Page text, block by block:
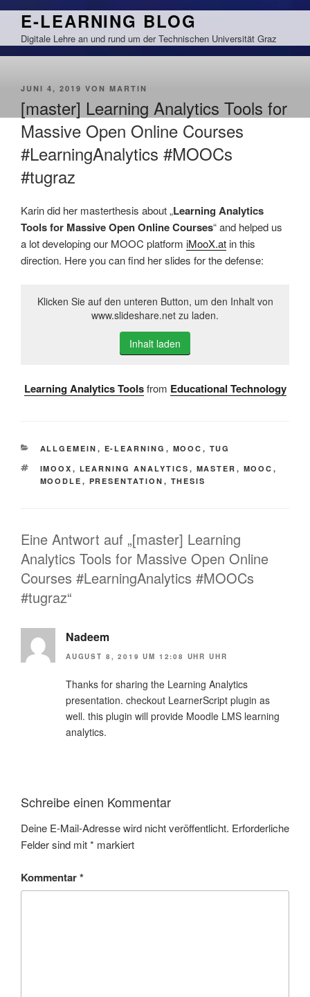
Zum
springen
E-LEARNING BLOG
Digitale Lehre an und rund um der Technischen Universität Graz
VERÖFFENTLICHT
JUNI 4, 2019 VON MARTIN
[master] Learning Analytics Tools for
Massive Open Online Courses
#LearningAnalytics #MOOCs
#tugraz
Karin did her masterthesis about „Learning Analytics
Tools for Massive Open Online Courses“ and helped us
a lot developing our MOOC platform iMooX.at in this
direction. Here you can find her slides for the defense:
Klicken Sie auf den unteren Button, um den Inhalt von
www.slideshare.net zu laden.
Inhalt laden
Learning Analytics Tools from Educational Technology
KATEGORIEN
ALLGEMEIN , E-LEARNING , MOOC , TUG
SCHLAGWÖRTER
IMOOX , LEARNING ANALYTICS , MASTER , MOOC ,
MOODLE , PRESENTATION , THESIS
Eine Antwort auf „[master] Learning
Analytics Tools for Massive Open Online
Courses #LearningAnalytics #MOOCs
#tugraz“
Nadeem
AUGUST 8, 2019 UM 12:08 UHR UHR
Thanks for sharing the Learning Analytics
presentation. checkout LearnerScript plugin as
well. this plugin will provide Moodle LMS learning
analytics.
Schreibe einen Kommentar
Deine E-Mail-Adresse wird nicht veröffentlicht. Erforderliche
Felder sind mit* markiert
Kommentar*